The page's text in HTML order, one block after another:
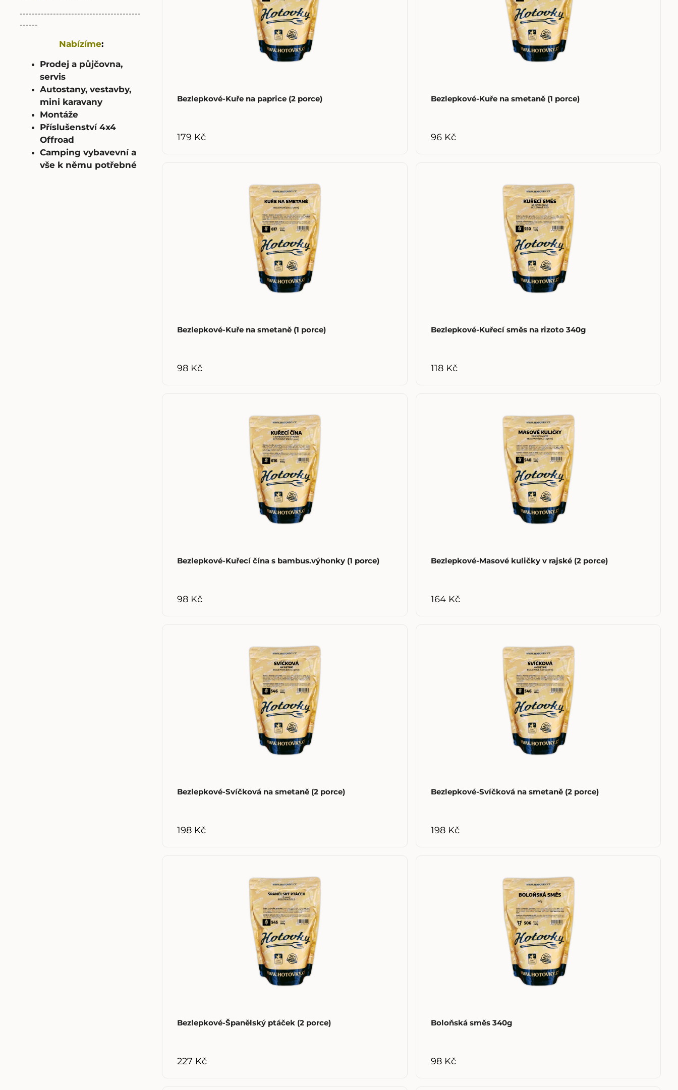
----------------------------------------
------
Nabízíme:
Prodej a půjčovna,
servis
Autostany, vestavby,
mini karavany
Montáže
Příslušenství 4x4
Offroad
Camping vybavevní a
vše k němu potřebné
Bezlepkové-Kuře na paprice (2 porce)
179 Kč
Bezlepkové-Kuře na smetaně (1 porce)
96 Kč
Bezlepkové-Kuře na smetaně (1 porce)
98 Kč
Bezlepkové-Kuřecí směs na rizoto 340g
118 Kč
Bezlepkové-Kuřecí čína s bambus.výhonky (1 porce)
98 Kč
Bezlepkové-Masové kuličky v rajské (2 porce)
164 Kč
Bezlepkové-Svíčková na smetaně (2 porce)
198 Kč
Bezlepkové-Svíčková na smetaně (2 porce)
198 Kč
Bezlepkové-Španělský ptáček (2 porce)
227 Kč
Boloňská směs 340g
98 Kč